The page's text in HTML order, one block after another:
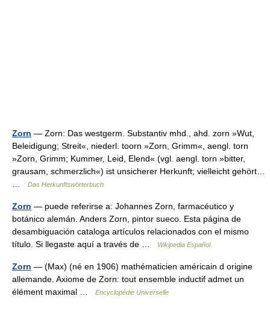
Zorn — Zorn: Das westgerm. Substantiv mhd., ahd. zorn »Wut,
Beleidigung; Streit«, niederl. toorn »Zorn, Grimm«, aengl. torn
»Zorn, Grimm; Kummer, Leid, Elend« (vgl. aengl. torn »bitter,
grausam, schmerzlich«) ist unsicherer Herkunft; vielleicht gehört…
Das Herkunftswörterbuch
Zorn — puede referirse a: Johannes Zorn, farmacéutico y
botánico alemán. Anders Zorn, pintor sueco. Esta página de
desambiguación cataloga artículos relacionados con el mismo
título. Si llegaste aquí a través de …
Wikipedia Español
Zorn — (Max) (né en 1906) mathématicien américain d origine
allemande. Axiome de Zorn: tout ensemble inductif admet un
élément maximal …
Encyclopédie Universelle